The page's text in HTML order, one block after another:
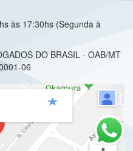
às 17:30hs (Segunda à
DO BRASIL - OAB/MT
06